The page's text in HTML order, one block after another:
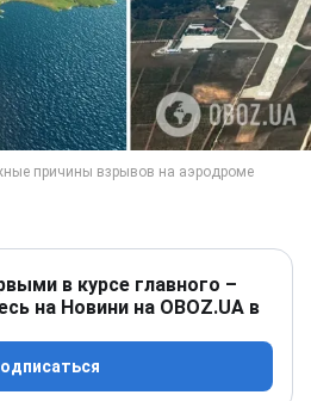
в курсе главного –
на Новини на OBOZ.UA в